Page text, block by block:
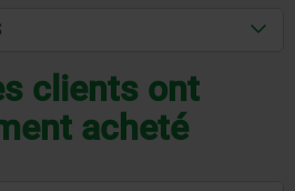
clients ont
acheté